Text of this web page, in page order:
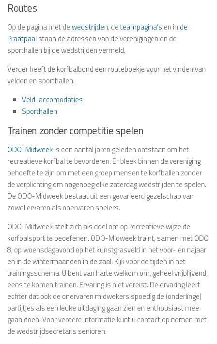
Routes
Op de pagina met dewedstrijden, deteampagina’s en in de
Praatpaal staan de adressen van de verenigingen en de
sporthallen bij de wedstrijden vermeld.
Verder heeft de korfbalbond een routeboekje voor het vinden van
velden en sporthallen.
Veld-accomodaties
Sporthallen
Trainen zonder competitie spelen
ODO-Midweekis een aantal jaren geleden ontstaan om het
recreatieve korfbal te bevorderen. Er bleek binnen de vereniging
behoefte te zijn om met een groep mensen te korfballen zonder
de verplichting om nagenoeg elke zaterdag wedstrijden te spelen.
De ODO-Midweek bestaat uit een gevarieerd gezelschap van
zowel ervaren als onervaren spelers.
ODO-Midweek stelt zich als doel om op recreatieve wijze de
korfbalsport te beoefenen. ODO-Midweek traint, samen met ODO
8, op woensdagavond op het kunstgrasveld in het voor- en najaar
en in de wintermaanden in de zaal. Kijk voor de tijden in het
trainingsschema. U bent van harte welkom om, geheel vrijblijvend,
eens te komen trainen. Ervaring is niet vereist. De ervaring leert
echter dat ook de onervaren midwekers spoedig de (onderlinge)
partijtjes als een leuke uitdaging gaan zien en enthousiast mee
gaan doen. Voor verdere informatie kunt u contact op nemen met
de wedstrijdsecretaris senioren.